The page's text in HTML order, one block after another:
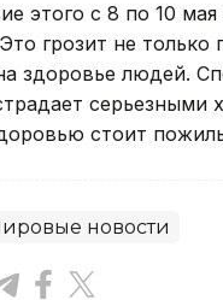
этого с 8 по 10
грозит не
здоровье людей.
серьезными
стоит
новости